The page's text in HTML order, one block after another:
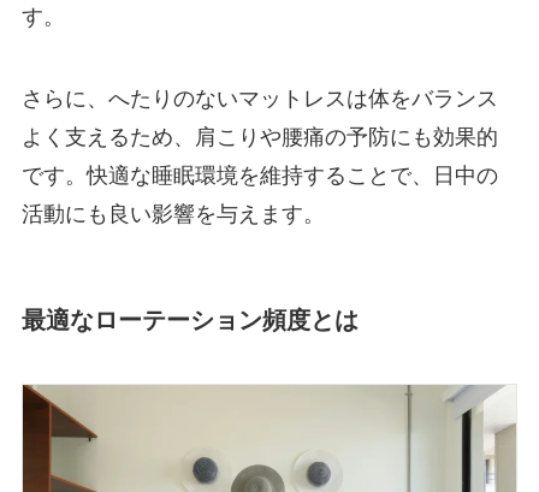
す。
さらに、へたりのないマットレスは体をバランス
よく支えるため、肩こりや腰痛の予防にも効果的
です。快適な睡眠環境を維持することで、日中の
活動にも良い影響を与えます。
最適なローテーション頻度とは